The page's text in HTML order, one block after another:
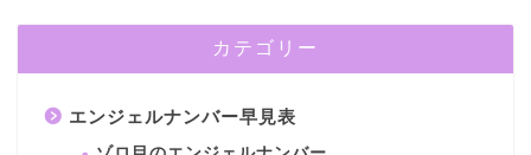
カテゴリー
エンジェルナンバー早見表